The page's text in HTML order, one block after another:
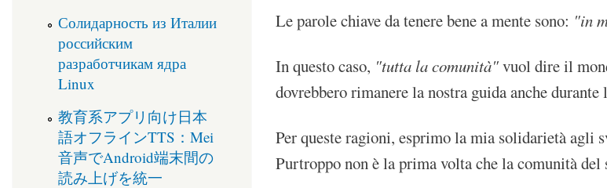
Le parole chiave da tenere bene a mente sono: "in
In questo caso, "tutta la comunità"vuol dire il
dovrebbero rimanere la nostra guida anche
Per queste ragioni, esprimo la mia solidarietà agli
Purtroppo non è la prima volta che la comunità
Солидарность из Италии
российским
разработчикам ядра
Linux
教育系アプリ向け日本
語オフラインTTS：Mei
音声でAndroid端末間の
読み上げを統一